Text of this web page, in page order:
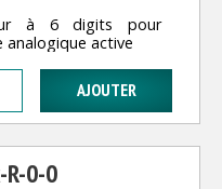
à 6 digits pour
analogique active
R-0-0